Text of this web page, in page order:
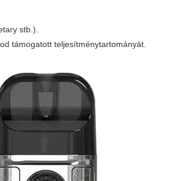
stb.).
támogatott teljesítménytartományát.